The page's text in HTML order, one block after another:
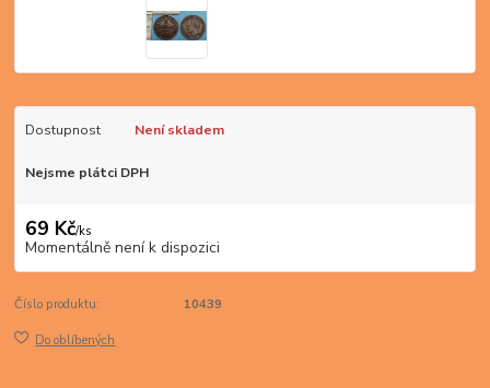
Dostupnost Není skladem
Nejsme plátci DPH
69 Kč/ks
Momentálně není k dispozici
Číslo produktu: 10439
Do oblíbených